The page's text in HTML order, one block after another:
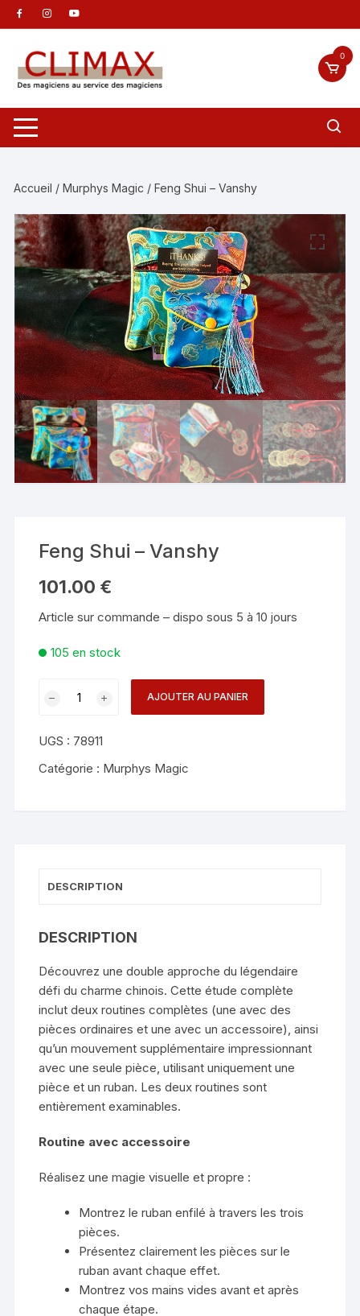
Aller
au
contenu
0
Accueil /Murphys Magic / Feng Shui – Vanshy
Feng Shui – Vanshy
101.00 €
Article sur commande – dispo sous 5 à 10 jours
105 en stock
Shui
-
AJOUTER AU PANIER
UGS : 78911
Catégorie : Murphys Magic
DESCRIPTION
DESCRIPTION
Découvrez une double approche du légendaire
défi du charme chinois. Cette étude complète
inclut deux routines complètes (une avec des
pièces ordinaires et une avec un accessoire), ainsi
qu’un mouvement supplémentaire impressionnant
avec une seule pièce, utilisant uniquement une
pièce et un ruban. Les deux routines sont
entièrement examinables.
Routine avec accessoire
Réalisez une magie visuelle et propre :
Montrez le ruban enfilé à travers les trois
pièces.
Présentez clairement les pièces sur le
ruban avant chaque effet.
Montrez vos mains vides avant et après
chaque étape.